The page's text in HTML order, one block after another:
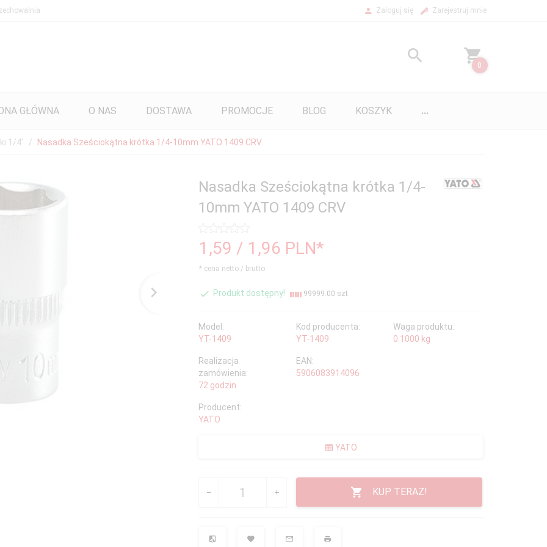
Zaloguj się Zarejestruj mnie
0
GŁÓWNA O NAS DOSTAWA PROMOCJE BLOG KOSZYK ...
1/4' Nasadka Sześciokątna krótka 1/4-10mm YATO 1409 CRV
Nasadka Sześciokątna krótka 1/4-
10mm YATO 1409 CRV
1,59 / 1,96 PLN*
* cena netto / brutto
Produkt dostępny! 99999.00 szt.
Model:
YT-1409
Kod producenta:
YT-1409
Waga produktu:
0.1000 kg
Realizacja
zamówienia:
72 godzin
EAN:
5906083914096
Producent:
YATO
YATO
KUP TERAZ!